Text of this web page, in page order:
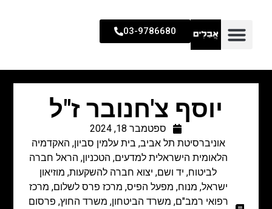
03-9786680
יוסף צ'חנובר ז"ל
ספטמבר 18, 2024
אוניברסיטת תל אביב, בית עלמין סביון, האקדמיה
הלאומית הישראלית למדעים, הטכניון, הראל חברה
לביטוח, יד ושם, יצוא חברה להשקעות, מוזיאון
ישראל, מנוח, מפעל הפיס, מרכז פרס לשלום, מרכז
רפואי רמב"ם, משרד הביטחון, משרד החוץ, פרסום